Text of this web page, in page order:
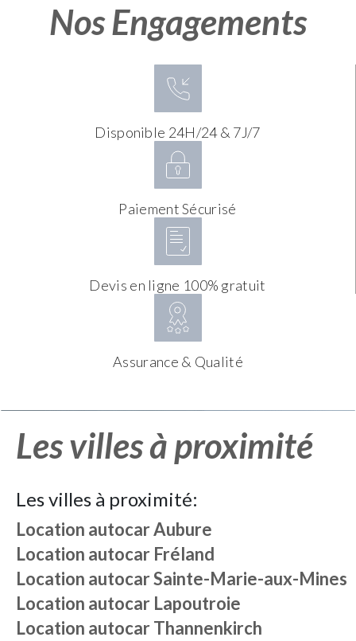
Nos Engagements
Disponible 24H/24 & 7J/7
Paiement Sécurisé
Devis en ligne 100% gratuit
Assurance & Qualité
Les villes à proximité
Les villes à proximité:
Location autocarAubure
Location autocar Fréland
Location autocarSainte-Marie-aux-Mines
Location autocar Lapoutroie
Location autocarThannenkirch